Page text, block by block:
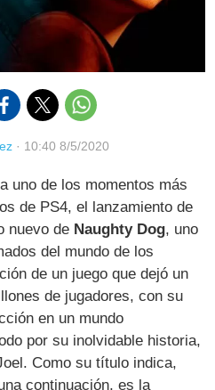
· 10:40 8/5/2020
uno de los momentos más
de PS4, el lanzamiento de
nuevo de Naughty Dog, uno
del mundo de los
de un juego que dejó un
de jugadores, con su
en un mundo
por su inolvidable historia,
Como su título indica,
continuación, es la